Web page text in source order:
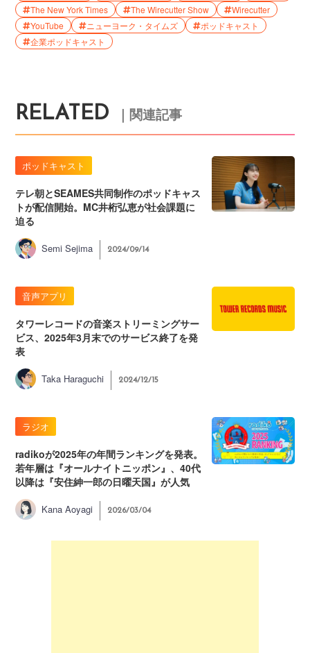
The New York Times The Wirecutter Show
Wirecutter
YouTube
ニューヨーク・タイムズ
ポッドキャスト
企業ポッドキャスト
RELATED ｜関連記事
ポッドキャスト
テレ朝とSEAMES共同制作のポッドキャス
トが配信開始。MC井桁弘恵が社会課題に
迫る
Semi Sejima 2024/09/14
音声アプリ
タワーレコードの音楽ストリーミングサー
ビス、2025年3月末でのサービス終了を発
表
Taka Haraguchi 2024/12/15
ラジオ
radikoが2025年の年間ランキングを発表。
若年層は『オールナイトニッポン』、40代
以降は『安住紳一郎の日曜天国』が人気
Kana Aoyagi 2026/03/04